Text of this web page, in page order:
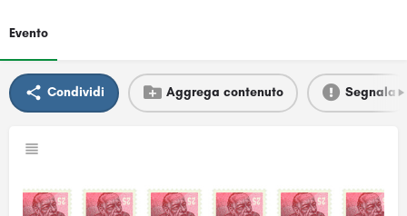
Evento
Condividi Aggrega contenuto Segnala